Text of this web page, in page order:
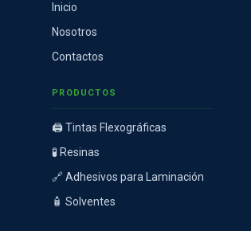
Inicio
Nosotros
Contactos
PRODUCTOS
🖨️ Tintas Flexográficas
🧪 Resinas
🔗 Adhesivos para Laminación
🧴 Solventes